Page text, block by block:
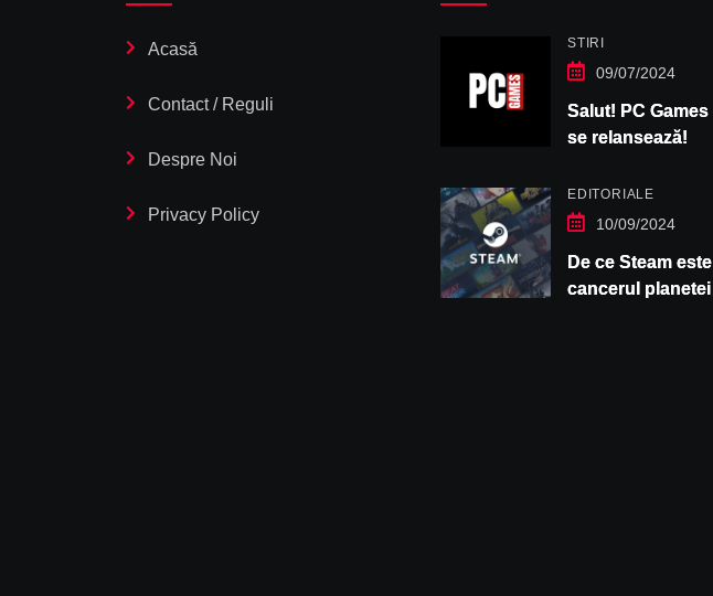
Acasă
Contact / Reguli
Despre Noi
Privacy Policy
STIRI
09/07/2024
Salut! PC Games
se relansează!
EDITORIALE
10/09/2024
De ce Steam este
cancerul planetei